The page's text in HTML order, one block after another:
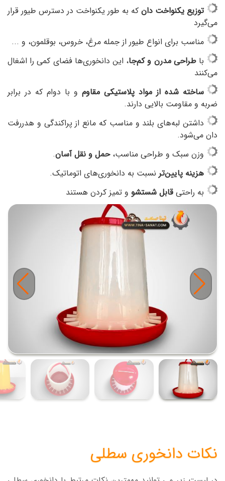
توزیع یکنواخت دان که به طور یکنواخت در دسترس طیور قرار
می‌گیرد
مناسب برای انواع طیور از جمله مرغ، خروس، بوقلمون، و ...
باطراحی مدرن و کم‌جا، این دانخوری‌ها فضای کمی را اشغال
می‌کنند
ساخته شده‌ از مواد پلاستیکی مقاوم و با دوام که در برابر
ضربه و مقاومت بالایی دارند.
داشتن لبه‌های بلند و مناسب که مانع از پراکندگی و هدررفت
دان می‌شود.
وزن سبک و طراحی مناسب،حمل و نقل آسان.
هزینه پایین‌تر نسبت به دانخوری‌های اتوماتیک.
به راحتی قابل شستشو و تمیز کردن هستند
نکات دانخوری سطلی